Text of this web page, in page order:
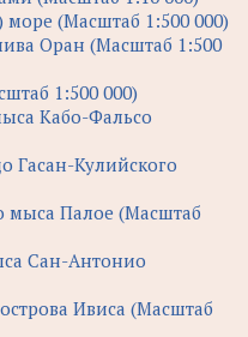
море (Масштаб 1:500 000)
Оран (Масштаб 1:500
1:500 000)
Кабо-Фальсо
Гасан-Кулийского
мыса Палое (Масштаб
Сан-Антонио
Ивиса (Масштаб